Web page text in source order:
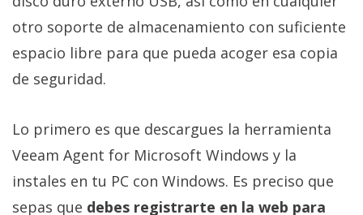
otro soporte de almacenamiento con suficiente
espacio libre para que pueda acoger esa copia
de seguridad.
Lo primero es que descargues la herramienta
Veeam Agent for Microsoft Windows y la
instales en tu PC con Windows. Es preciso que
sepas que debes registrarte en la web para